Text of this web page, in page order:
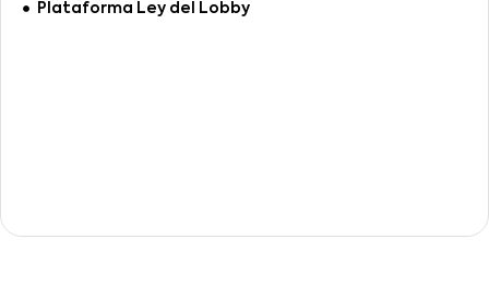
Plataforma Ley del Lobby